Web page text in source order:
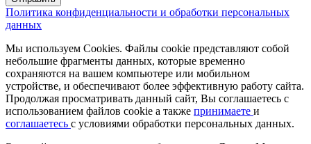
Политика конфиденциальности и обработки персональных
данных
Мы используем Cookies. Файлы cookie представляют собой
небольшие фрагменты данных, которые временно
сохраняются на вашем компьютере или мобильном
устройстве, и обеспечивают более эффективную работу сайта.
Продолжая просматривать данный сайт, Вы соглашаетесь с
использованием файлов cookie а также принимаете и
соглашаетесь с условиями обработки персональных данных.